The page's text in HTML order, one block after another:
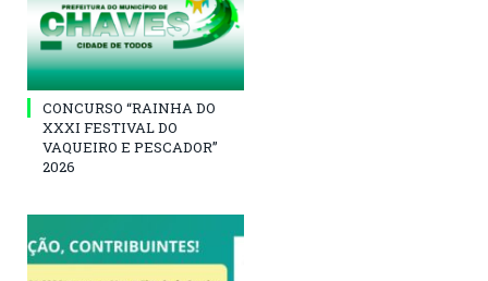
CONCURSO “RAINHA DO
XXXI FESTIVAL DO
VAQUEIRO E PESCADOR”
2026